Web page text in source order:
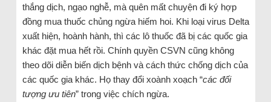
thắng dịch, ngạo nghễ, mà quên mất chuyện đi ký hợp
đồng mua thuốc chủng ngừa hiếm hoi. Khi loại virus Delta
xuất hiện, hoành hành, thì các lô thuốc đã bị các quốc gia
khác đặt mua hết rồi. Chính quyền CSVN cũng không
theo dõi diễn biến dịch bệnh và cách thức chống dịch của
các quốc gia khác. Họ thay đổi xoành xoạch “các đối
tượng ưu tiên” trong việc chích ngừa.